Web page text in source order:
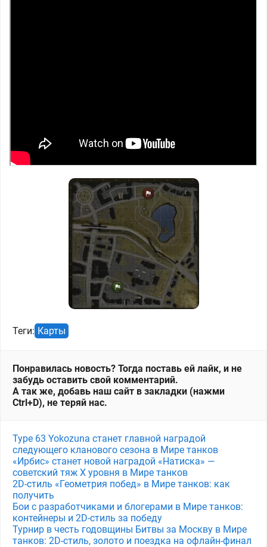
Теги: Карты
Понравилась новость? Тогда поставь ей лайк, и не
забудь оставить свой комментарий.
А так же, добавь наш сайт в закладки (нажми
Ctrl+D), не теряй нас.
Type 63 Yokozuna станет главной наградой
следующего кланового сезона в Мире танков
«Ирбис» станет новой наградой «Натиска» —
советский тяж X уровня в Мире танков
2D-стиль «Геометрия побед» в Мире танков: как
получить
Бои с разработчиками и блогерами в Мире танков:
контейнеры и 2D-стиль за победу
Турнир в честь годовщины Битвы за Москву в Мире
танков: 2D-стиль, золото и поездка на офлайн-финал